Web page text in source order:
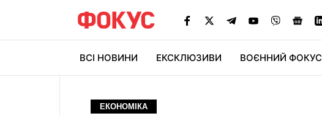
ВСІ НОВИНИ ЕКСКЛЮЗИВИ ВОЄННИЙ ФОКУС
ЕКОНОМІКА